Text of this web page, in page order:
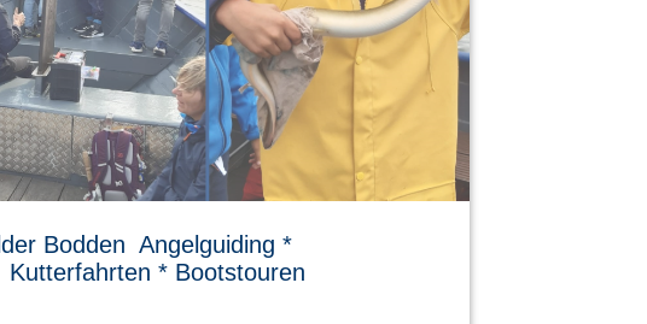
Bodden Angelguiding *
* Bootstouren